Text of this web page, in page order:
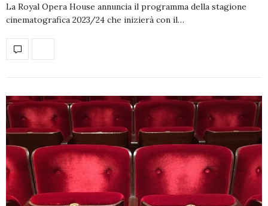
La Royal Opera House annuncia il programma della stagione
cinematografica 2023/24 che inizierà con il…